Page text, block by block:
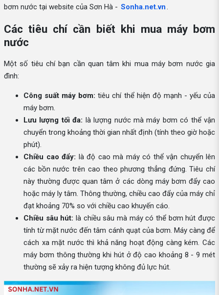
bơm nước tại website của Sơn Hà - Sonha.net.vn.
Các tiêu chí cần biết khi mua máy bơm
nước
Một số tiêu chí bạn cần quan tâm khi mua máy bơm nước gia
đình:
Công suất máy bơm: tiêu chí thể hiện độ mạnh - yếu của
máy bơm.
Lưu lượng tối đa: là lượng nước mà máy bơm có thể vận
chuyển trong khoảng thời gian nhất định (tính theo giờ hoặc
phút).
Chiều cao đẩy: là độ cao mà máy có thể vận chuyển lên
các bồn nước trên cao theo phương thẳng đứng. Tiêu chí
này thường được quan tâm ở các dòng máy bơm đẩy cao
hoặc máy ly tâm. Thông thường, chiều cao đẩy của máy chỉ
đạt khoảng 70% so với chiều cao khuyến cáo.
Chiều sâu hút: là chiều sâu mà máy có thể bơm hút được
tính từ mặt nước đến tâm cánh quạt của bơm. Máy càng để
cách xa mặt nước thì khả năng hoạt động càng kém. Các
máy bơm thông thường khi hút ở độ cao khoảng 8 - 9 mét
thường sẽ xảy ra hiện tượng không đủ lực hút.